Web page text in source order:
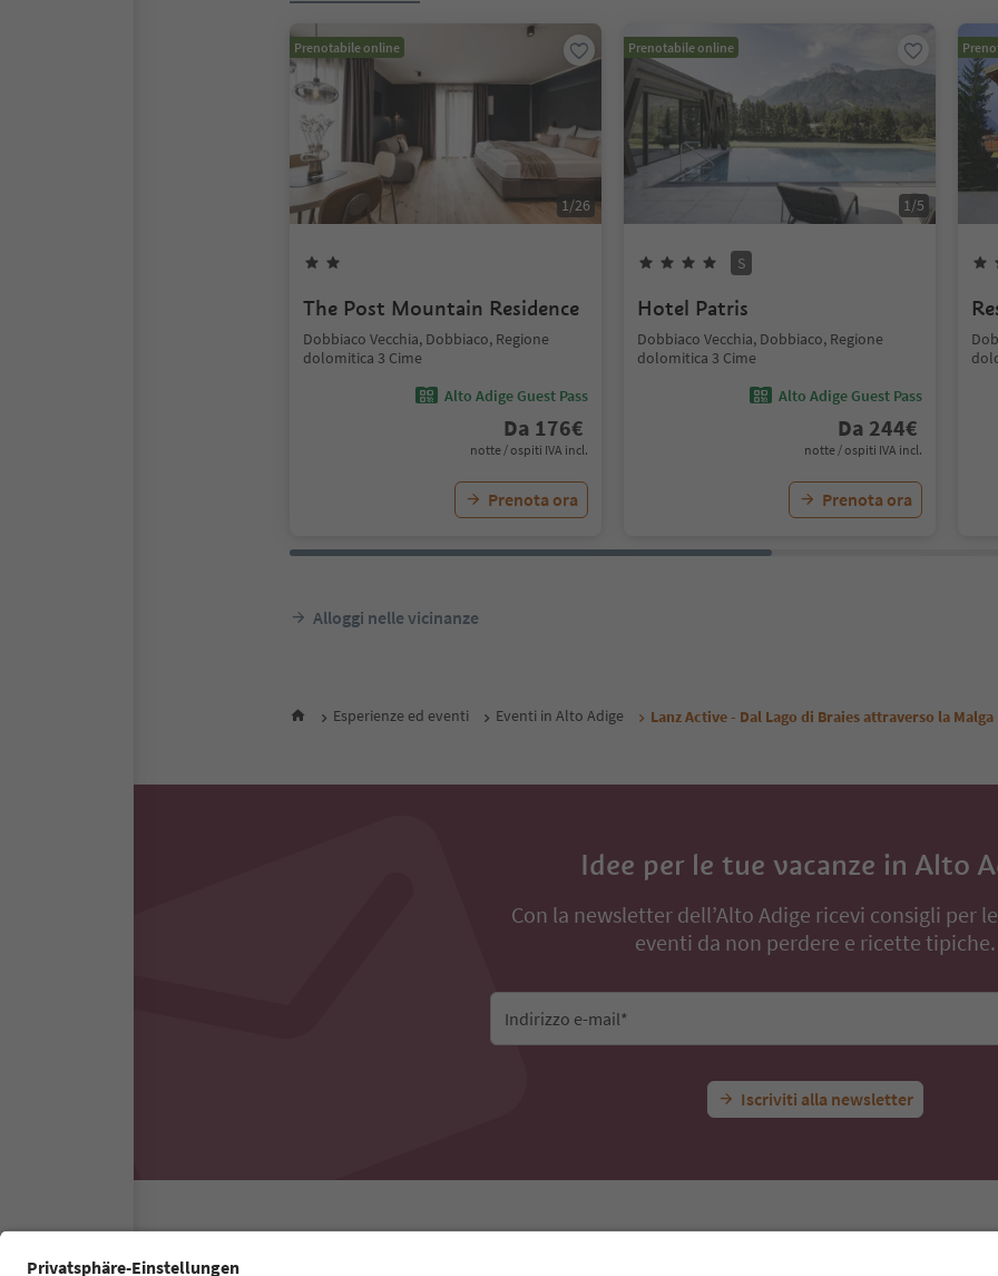
Prenotabile online
1/26
The Post Mountain Residence
Dobbiaco Vecchia, Dobbiaco, Regione
dolomitica 3 Cime
Alto Adige Guest Pass
Da 176€
notte / ospiti IVA incl.
Prenota ora
Prenotabile online
1/5
S
Hotel Patris
Dobbiaco Vecchia, Dobbiaco, Regione
dolomitica 3 Cime
Alto Adige Guest Pass
Da 244€
notte / ospiti IVA incl.
Prenota ora
Alloggi nelle vicinanze
Esperienze ed eventi Eventi in Alto Adige Lanz Active - Dal Lago di Braies attraverso la
Idee per le tue vacanze in Alto
Con la newsletter dell’Alto Adige ricevi consigli per
eventi da non perdere e ricette tipiche.
Indirizzo e-mail*
Iscriviti alla newsletter